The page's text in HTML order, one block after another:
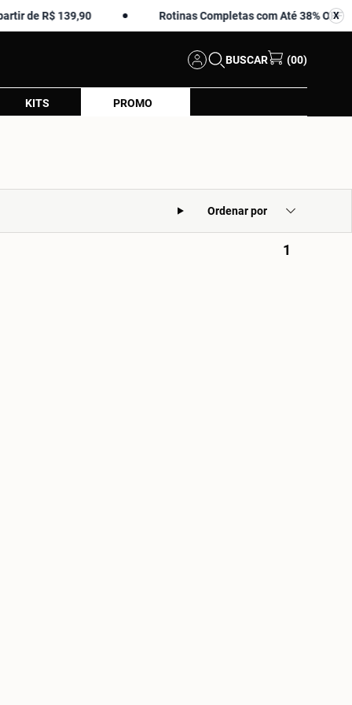
X
de R$ 139,90 Rotinas Completas com Até 38% OFF
X
BUSCAR (00)
KITS PROMO
Ordenar por
1